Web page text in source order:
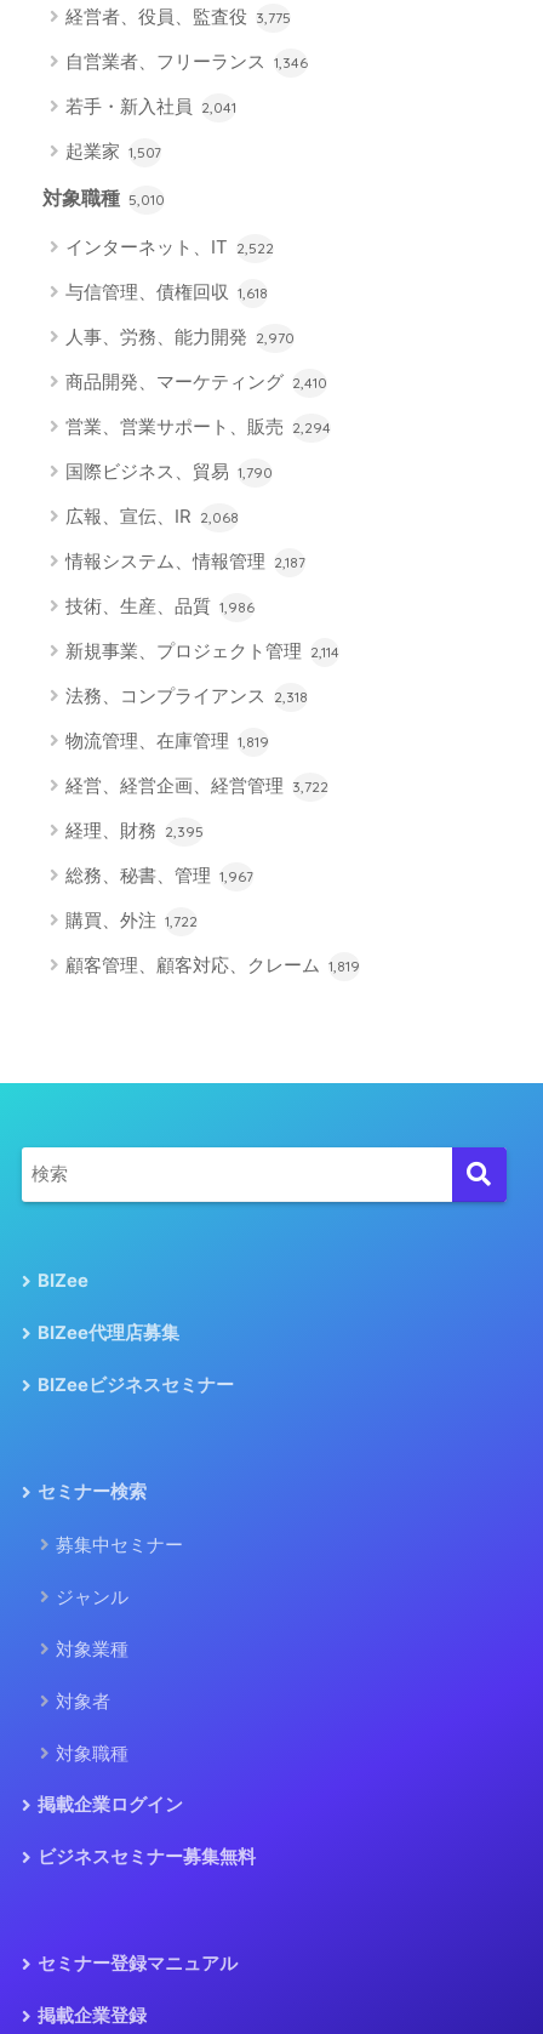
経営者、役員、監査役 3,775
自営業者、フリーランス 1,346
若手・新入社員 2,041
起業家 1,507
対象職種 5,010
インターネット、IT 2,522
与信管理、債権回収 1,618
人事、労務、能力開発 2,970
商品開発、マーケティング 2,410
営業、営業サポート、販売 2,294
国際ビジネス、貿易 1,790
広報、宣伝、IR 2,068
情報システム、情報管理 2,187
技術、生産、品質 1,986
新規事業、プロジェクト管理 2,114
法務、コンプライアンス 2,318
物流管理、在庫管理 1,819
経営、経営企画、経営管理 3,722
経理、財務 2,395
総務、秘書、管理 1,967
購買、外注 1,722
顧客管理、顧客対応、クレーム 1,819
BIZee
BIZee代理店募集
BIZeeビジネスセミナー
セミナー検索
募集中セミナー
ジャンル
対象業種
対象者
対象職種
掲載企業ログイン
ビジネスセミナー募集無料
セミナー登録マニュアル
掲載企業登録